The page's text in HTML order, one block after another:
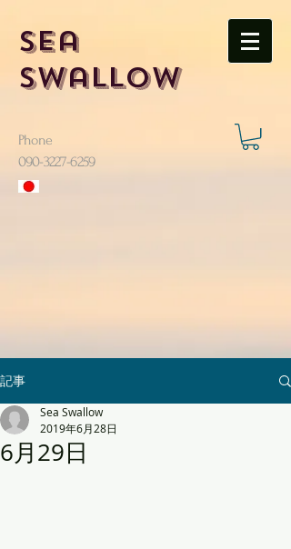
Sea
Swallow
Phone
​090-3227-6259
記事
6月29日
Sea Swallow
2019年6月28日